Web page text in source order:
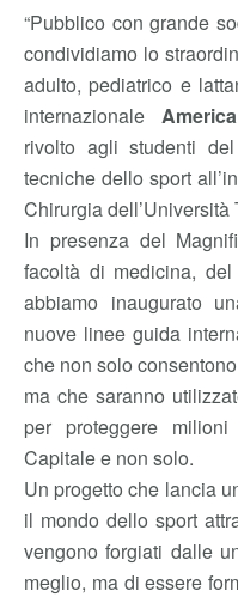
“Pubblico con grande
condividiamo lo
adulto, pediatrico e
internazionale
rivolto agli studenti
tecniche dello sport
Chirurgia dell’Università
In presenza del
facoltà di medicina,
abbiamo inaugurato
nuove linee guida
che non solo
ma che saranno
per proteggere
Capitale e non solo.
Un progetto che lancia
il mondo dello sport
vengono forgiati dalle
meglio, ma di essere